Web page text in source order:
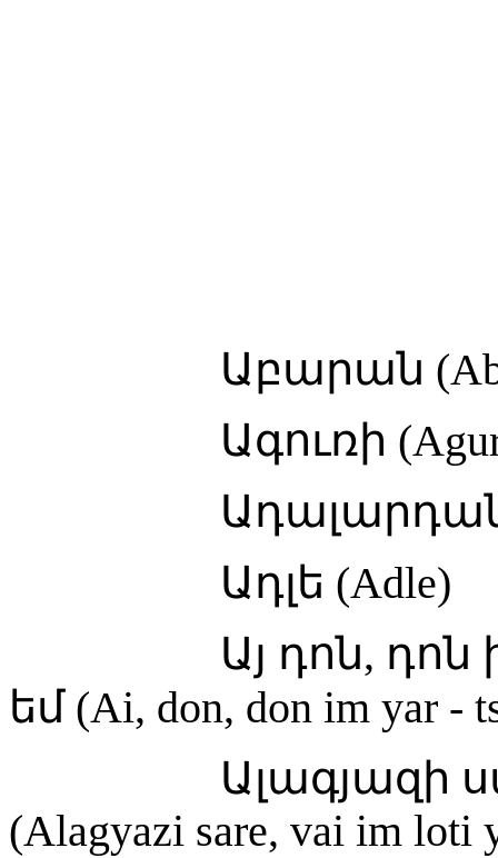
Աբարան
Ագուռի
Ադալարդան
Ադլե (Adle)
Այ դոն, դոն իմ
եմ (Ai, don, don im yar -
Ալագյազի
(Alagyazi sare, vai im loti